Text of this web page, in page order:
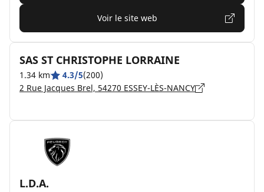
Voir le site web
SAS ST CHRISTOPHE LORRAINE
1.34 km 4.3/5(200)
2 Rue Jacques Brel, 54270 ESSEY-LÈS-NANCY
L.D.A.